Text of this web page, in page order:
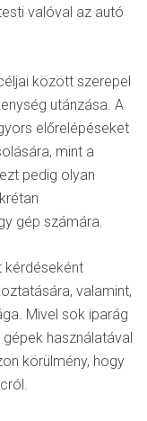
valóval az autó
között szerepel
utánzása. A
előrelépéseket
mint a
pedig olyan
gép számára.
kérdéseként
valamint,
Mivel sok iparág
használatával
körülmény, hogy